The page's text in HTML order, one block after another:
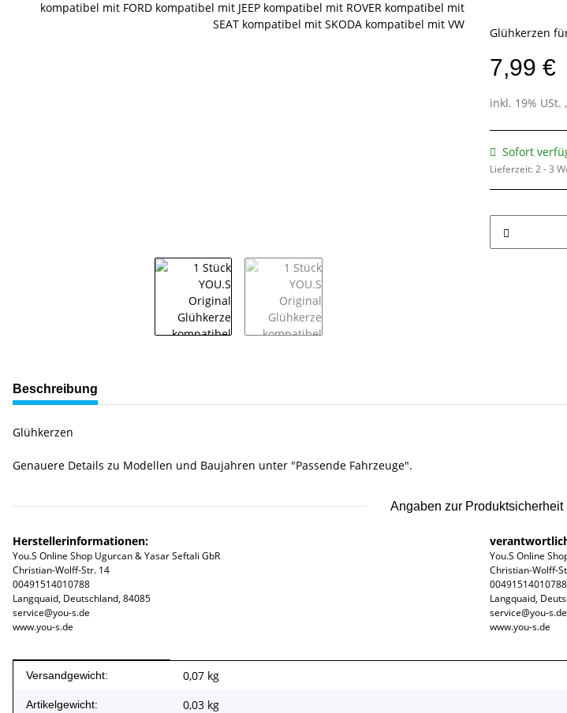
Glühkerzen
7,99 €
inkl. 19% USt. ,
Sofort
Lieferzeit:2 - 3
weitere Registerkarten anzeigen
Beschreibung
Glühkerzen
Genauere Details zu Modellen und Baujahren unter "Passende Fahrzeuge".
Angaben zur Produktsicherheit
Herstellerinformationen:
You.S Online Shop Ugurcan & Yasar Seftali GbR
Christian-Wolff-Str. 14
00491514010788
Langquaid, Deutschland, 84085
service@you-s.de
www.you-s.de
You.S Online
Christian-Wolff-
00491514010788
Langquaid,
service@you-s.de
www.you-s.de
Produkteigenschaft
Wert
Versandgewicht: 0,07 kg
Artikelgewicht: 0,03 kg